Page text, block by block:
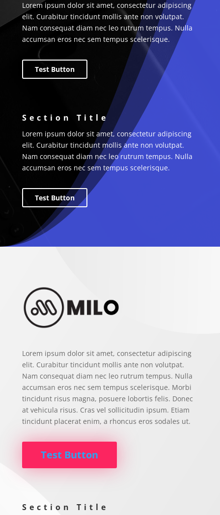
Lorem ipsum dolor sit amet, consectetur adipiscing
elit. Curabitur tincidunt mollis ante non volutpat.
Nam consequat diam nec leo rutrum tempus. Nulla
accumsan eros nec sem tempus scelerisque.
Test Button
Section Title
Lorem ipsum dolor sit amet, consectetur adipiscing
elit. Curabitur tincidunt mollis ante non volutpat.
Nam consequat diam nec leo rutrum tempus. Nulla
accumsan eros nec sem tempus scelerisque.
Test Button
Lorem ipsum dolor sit amet, consectetur adipiscing
elit. Curabitur tincidunt mollis ante non volutpat.
Nam consequat diam nec leo rutrum tempus. Nulla
accumsan eros nec sem tempus scelerisque. Morbi
tincidunt risus magna, posuere lobortis felis. Donec
at vehicula risus. Cras vel sollicitudin ipsum. Etiam
tincidunt placerat enim, a rhoncus eros sodales ut.
Test Button
Section Title